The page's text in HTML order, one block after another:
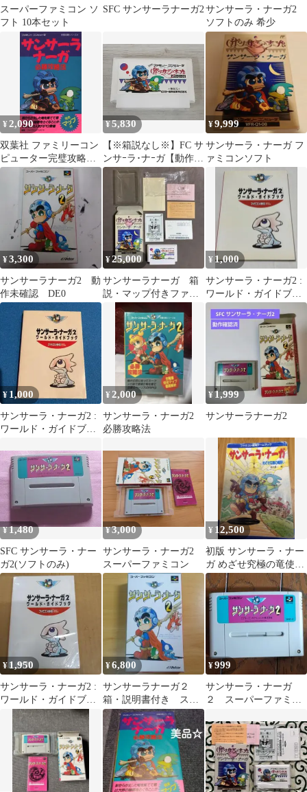
スーパーファミコン ソ
フト 10本セット
SFC サンサーラナーガ2サンサーラ・ナーガ2
ソフトのみ 希少
¥ 2,090
双葉社 ファミリーコン
ピューター完璧攻略シ
リーズ 84 ファミリーコ
ンピュータ サンサー
ラ・ナーガ 必勝攻略法
¥5,830
【※箱説なし※】FC サ
ンサｰラ･ナｰガ【動作確
認済】
¥9,999
サンサーラ・ナーガ フ
ァミコンソフト
¥3,300
サンサーラナーガ2 動
作未確認 DE0
¥25,000
サンサーラナーガ 箱
説・マップ付きファミ
コンソフト
¥ 1,000
サンサーラ・ナーガ2 :
ワールド・ガイドブッ
ク
¥ 1,000
サンサーラ・ナーガ2 :
ワールド・ガイドブッ
¥ 2,000
サンサーラ・ナーガ2
必勝攻略法
¥1,999
サンサーラナーガ2
¥1,480
SFC サンサーラ・ナー
ガ2(ソフトのみ)
¥3,000
サンサーラ・ナーガ2
スーパーファミコン
¥ 12,500
初版 サンサーラ・ナー
ガ めざせ究極の竜使
い ゲームブック 双葉
文庫 希少
¥1,950
サンサーラ・ナーガ2 :
ワールド・ガイドブッ
ク 初版、キレイ、チ
ラシ付き
¥6,800
サンサーラナーガ２
箱・説明書付き スー
パーファミコン
¥999
サンサーラ・ナーガ
２ スーパーファミコ